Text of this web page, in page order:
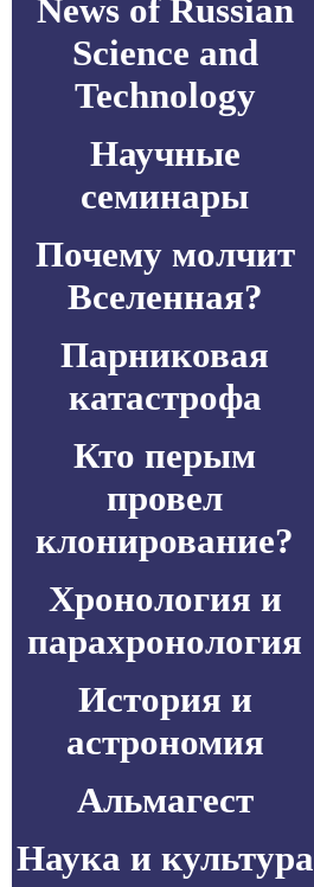
News of Russian
Science and
Technology
Научные
семинары
Почему молчит
Вселенная?
Парниковая
катастрофа
Кто перым
провел
клонирование?
Хронология и
парахронология
История и
астрономия
Альмагест
Наука и культура